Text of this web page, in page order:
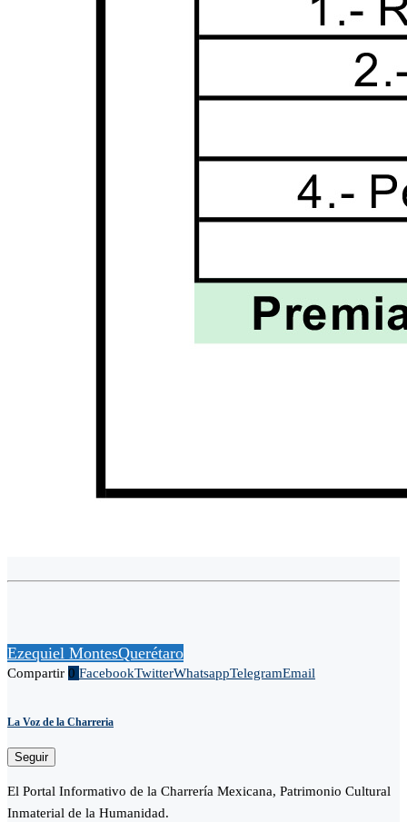
Ezequiel MontesQuerétaro
Compartir 0 FacebookTwitterWhatsappTelegramEmail
La Voz de la Charreria
Seguir
El Portal Informativo de la Charrería Mexicana, Patrimonio Cultural
Inmaterial de la Humanidad.